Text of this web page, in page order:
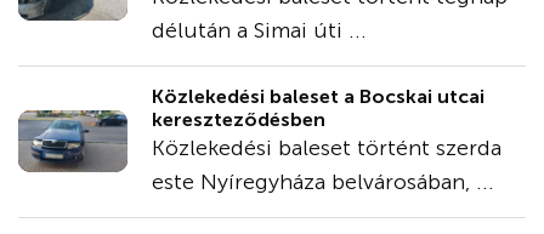
délután a Simai úti ...
Közlekedési baleset a Bocskai utcai
kereszteződésben
Közlekedési baleset történt szerda
este Nyíregyháza belvárosában, ...